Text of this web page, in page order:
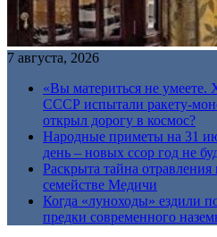
7 августа, 2026
«Вы материться не умеете.
СССР испытали ракету-
открыл дорогу в космос?
Народные приметы на 31
день – новых ссор год не
Раскрыта тайна
семействе Медичи
Когда «луноходы» ездили
предки современного